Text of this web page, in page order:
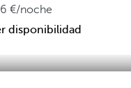
/noche
disponibilidad